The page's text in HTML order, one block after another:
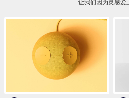
让我们因为灵感爱